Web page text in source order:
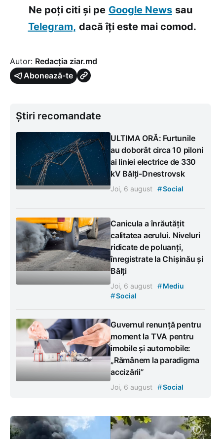
Ne poți citi și pe Google News sau
Telegram, dacă îți este mai comod.
Autor: Redacția ziar.md
Abonează-te
Știri recomandate
ULTIMA ORĂ: Furtunile
au doborât circa 10 piloni
ai liniei electrice de 330
kV Bălți-Dnestrovsk
Joi, 6 august #Social
Canicula a înrăutățit
calitatea aerului. Niveluri
ridicate de poluanți,
înregistrate la Chișinău și
Bălți
Joi, 6 august #Mediu
#Social
Guvernul renunță pentru
moment la TVA pentru
imobile și automobile:
„Rămânem la paradigma
accizării”
Joi, 6 august #Social